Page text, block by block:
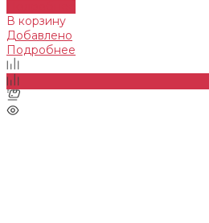
В корзину
Добавлено
Подробнее